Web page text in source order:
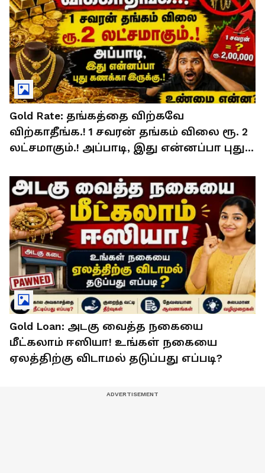
Gold Rate: தங்கத்தை விற்கவே
விற்காதீங்க.! 1 சவரன் தங்கம் விலை ரூ. 2
லட்சமாகும்.! அப்பாடி, இது என்னப்பா புது
Gold Loan: அடகு வைத்த நகையை
மீட்கலாம் ஈஸியா! உங்கள் நகையை
ஏலத்திற்கு விடாமல் தடுப்பது எப்படி?